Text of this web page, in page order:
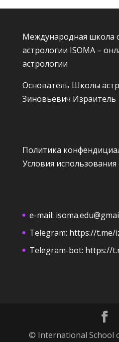
Международная школа
астрологии ISOMA –
астрологии
Основатель Школы
Зиновьевич Израитель
Политика
Условия использования
e-mail:
Telegram: https://t.me/
Telegram-bot: https://
© International School